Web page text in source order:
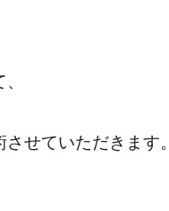
せていただきます。